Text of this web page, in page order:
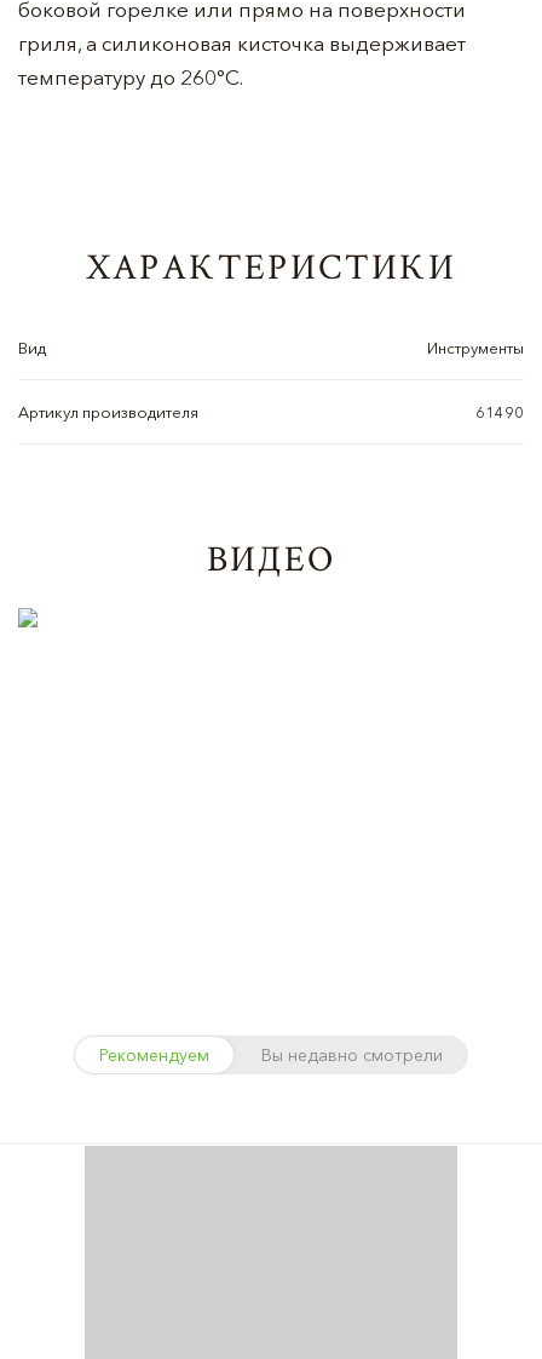
боковой горелке или прямо на поверхности
гриля, а силиконовая кисточка выдерживает
температуру до 260°C.
ХАРАКТЕРИСТИКИ
Вид Инструменты
Артикул производителя 61490
ВИДЕО
Рекомендуем Вы недавно смотрели